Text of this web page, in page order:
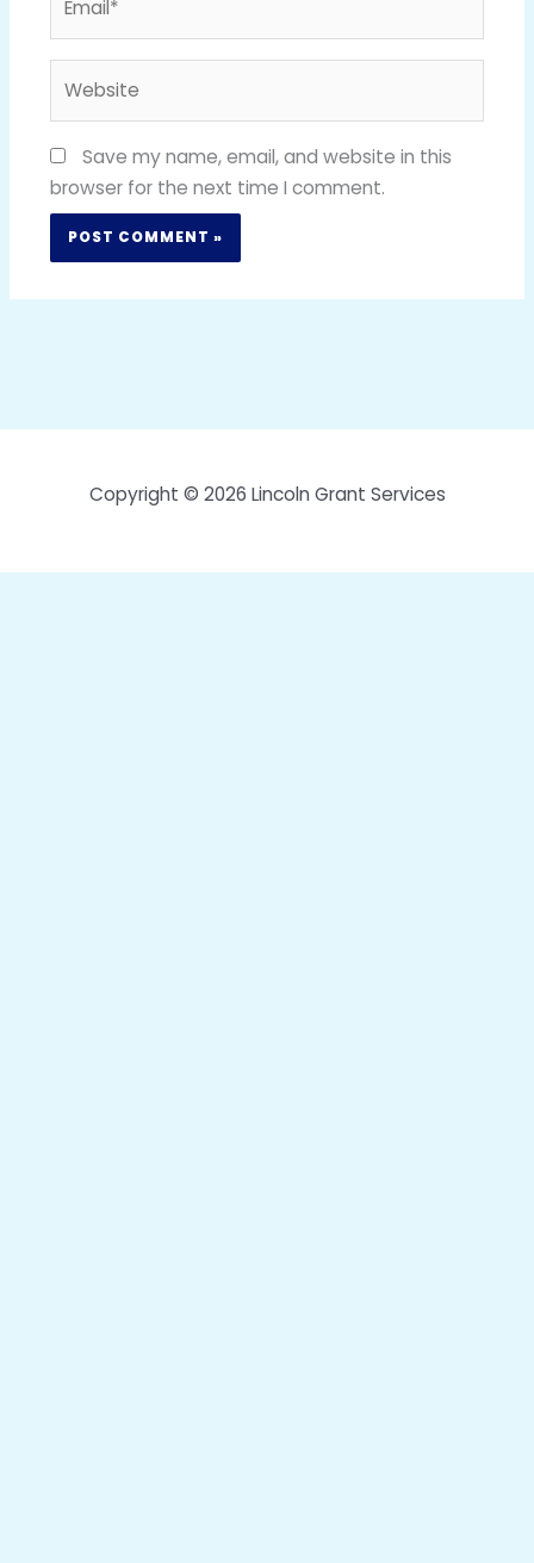
Save my name, email, and website in this
browser for the next time I comment.
Copyright © 2026 Lincoln Grant Services